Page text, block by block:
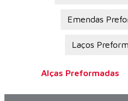
Emendas
Laços
Alças Preformadas